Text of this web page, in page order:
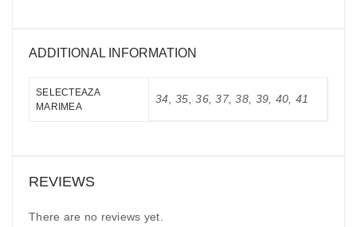
ADDITIONAL INFORMATION
SELECTEAZA
MARIMEA
34, 35, 36, 37, 38, 39, 40, 41
REVIEWS
There are no reviews yet.